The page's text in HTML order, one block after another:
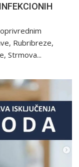
Rubribreze,
Strmova...